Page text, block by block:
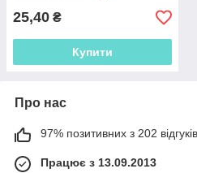
25,40 ₴
Купити
Про нас
97% позитивних з 202
Працює з 13.09.2013